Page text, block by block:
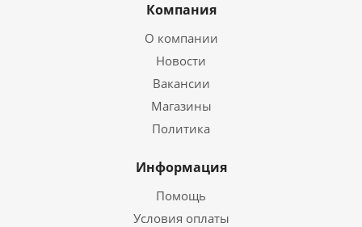
Компания
О компании
Новости
Вакансии
Магазины
Политика
Информация
Помощь
Условия оплаты